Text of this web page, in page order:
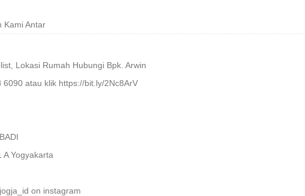
Kami Antar
Lokasi Rumah Hubungi Bpk. Arwin
atau klik https://bit.ly/2Nc8ArV
Yogyakarta
on instagram